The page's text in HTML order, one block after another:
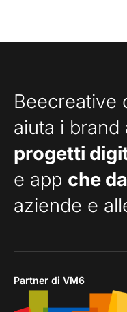
Beecreative
aiuta i
progetti
e app che
aziende e
Partner di VM6